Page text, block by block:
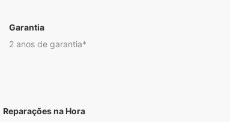
Garantia
2 anos de garantia*
Reparações na Hora